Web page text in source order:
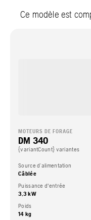
Ce modèle est
MOTEURS DE FORAGE
DM 340
{variantCount} variantes
Source d’alimentation
Câblée
Puissance d'entrée
3,3 kW
Poids
14 kg